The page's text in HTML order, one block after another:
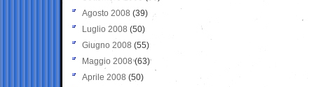
Agosto 2008 (39)
Luglio 2008 (50)
Giugno 2008 (55)
Maggio 2008(63)
Aprile 2008 (50)